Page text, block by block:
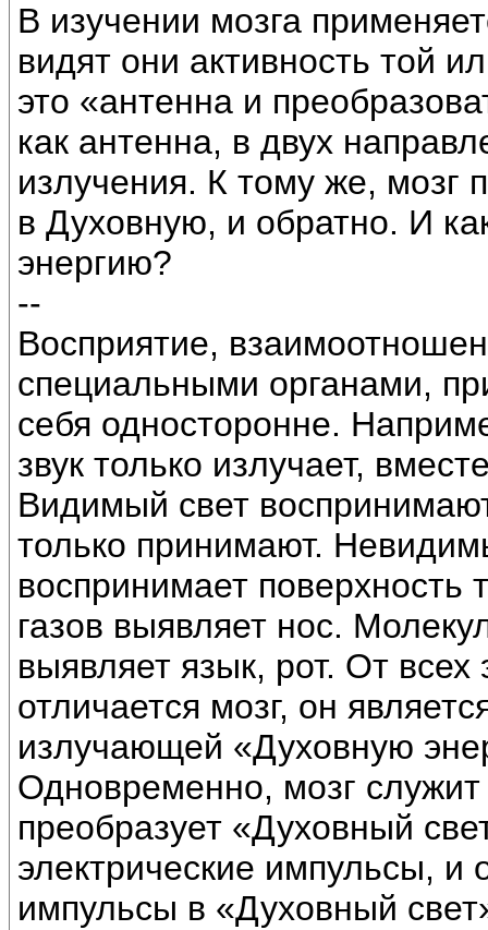
В изучении мозга
видят они активность той
это «антенна и
как антенна, в двух
излучения. К тому же, мозг
в Духовную, и обратно. И
энергию?
--
Восприятие,
специальными органами,
себя односторонне.
звук только излучает,
Видимый свет
только принимают.
воспринимает поверхность
газов выявляет нос.
выявляет язык, рот. От всех
отличается мозг, он
излучающей «Духовную
Одновременно, мозг
преобразует «Духовный
электрические импульсы, и
импульсы в «Духовный